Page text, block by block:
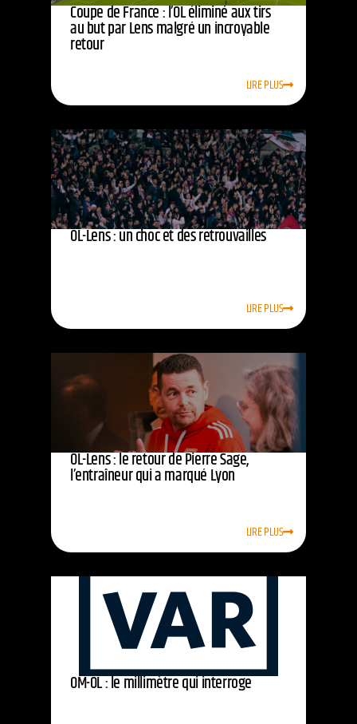
Coupe de France : l’OL éliminé aux tirs
au but par Lens malgré un incroyable
retour
LIRE PLUS
OL-Lens : un choc et des retrouvailles
LIRE PLUS
OL-Lens : le retour de Pierre Sage,
l’entraîneur qui a marqué Lyon
LIRE PLUS
OM-OL : le millimètre qui interroge